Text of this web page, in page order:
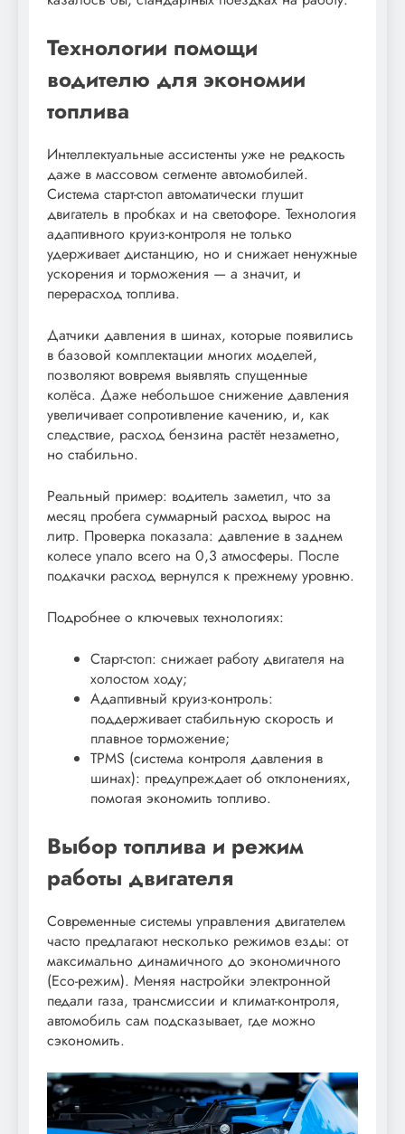
Технологии помощи
водителю для экономии
топлива
Интеллектуальные ассистенты уже не редкость
даже в массовом сегменте автомобилей.
Система старт-стоп автоматически глушит
двигатель в пробках и на светофоре. Технология
адаптивного круиз-контроля не только
удерживает дистанцию, но и снижает ненужные
ускорения и торможения — а значит, и
перерасход топлива.
Датчики давления в шинах, которые появились
в базовой комплектации многих моделей,
позволяют вовремя выявлять спущенные
колёса. Даже небольшое снижение давления
увеличивает сопротивление качению, и, как
следствие, расход бензина растёт незаметно,
но стабильно.
Реальный пример: водитель заметил, что за
месяц пробега суммарный расход вырос на
литр. Проверка показала: давление в заднем
колесе упало всего на 0,3 атмосферы. После
подкачки расход вернулся к прежнему уровню.
Подробнее о ключевых технологиях:
Старт-стоп: снижает работу двигателя на
холостом ходу;
Адаптивный круиз-контроль:
поддерживает стабильную скорость и
плавное торможение;
TPMS (система контроля давления в
шинах): предупреждает об отклонениях,
помогая экономить топливо.
Выбор топлива и режим
работы двигателя
Современные системы управления двигателем
часто предлагают несколько режимов езды: от
максимально динамичного до экономичного
(Eco-режим). Меняя настройки электронной
педали газа, трансмиссии и климат-контроля,
автомобиль сам подсказывает, где можно
сэкономить.